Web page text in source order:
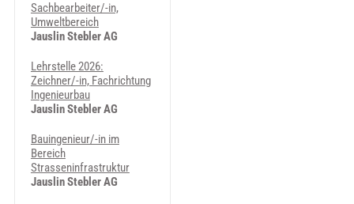
Sachbearbeiter/-in,
Umweltbereich
Jauslin Stebler AG
Lehrstelle 2026:
Zeichner/-in, Fachrichtung
Ingenieurbau
Jauslin Stebler AG
Bauingenieur/-in im
Bereich
Strasseninfrastruktur
Jauslin Stebler AG